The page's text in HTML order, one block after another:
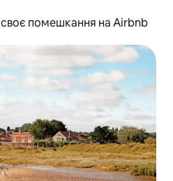
своє помешкання на Airbnb